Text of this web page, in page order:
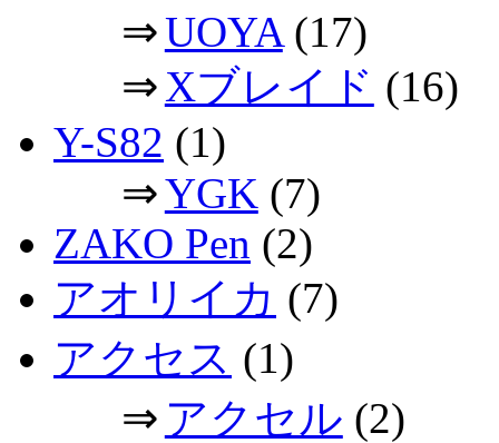
⇒UOYA(17)
⇒Xブレイド (16)
Y-S82 (1)
⇒YGK (7)
ZAKO Pen (2)
アオリイカ (7)
アクセス (1)
⇒ アクセル (2)